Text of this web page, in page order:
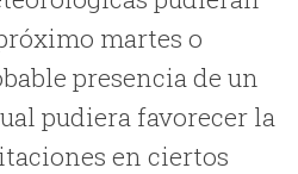
martes o
presencia de un
pudiera favorecer la
en ciertos